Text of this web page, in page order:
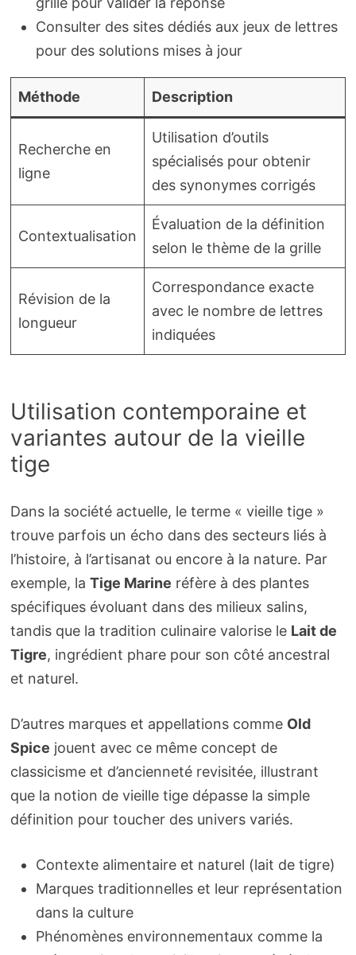
Consulter des sites dédiés aux jeux de lettres
pour des solutions mises à jour
Méthode Description
Recherche en
ligne
Utilisation d’outils
spécialisés pour obtenir
des synonymes corrigés
Contextualisation
Évaluation de la définition
selon le thème de la grille
Révision de la
longueur
Correspondance exacte
avec le nombre de lettres
indiquées
Utilisation contemporaine et
variantes autour de la vieille
tige
Dans la société actuelle, le terme « vieille tige »
trouve parfois un écho dans des secteurs liés à
l’histoire, à l’artisanat ou encore à la nature. Par
exemple, la Tige Marine réfère à des plantes
spécifiques évoluant dans des milieux salins,
tandis que la tradition culinaire valorise le Lait de
Tigre, ingrédient phare pour son côté ancestral
et naturel.
D’autres marques et appellations comme Old
Spice jouent avec ce même concept de
classicisme et d’ancienneté revisitée, illustrant
que la notion de vieille tige dépasse la simple
définition pour toucher des univers variés.
Contexte alimentaire et naturel (lait de tigre)
Marques traditionnelles et leur représentation
dans la culture
Phénomènes environnementaux comme la